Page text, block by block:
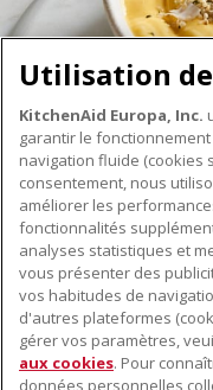
À PROPOS DE
À propos de KitchenAid
Histoire de la marque
Communiqués de presse
ODR
NOS PRODUITS
Petits électroménagers
Matériel de cuisine
SERVICE CLIENT
Utilisation
KitchenAid Europa, Inc.
garantir le
navigation fluide (cookies
consentement, nous
améliorer les
fonctionnalités
analyses statistiques et
vous présenter des
vos habitudes de
d'autres plateformes
gérer vos paramètres,
aux cookies. Pour